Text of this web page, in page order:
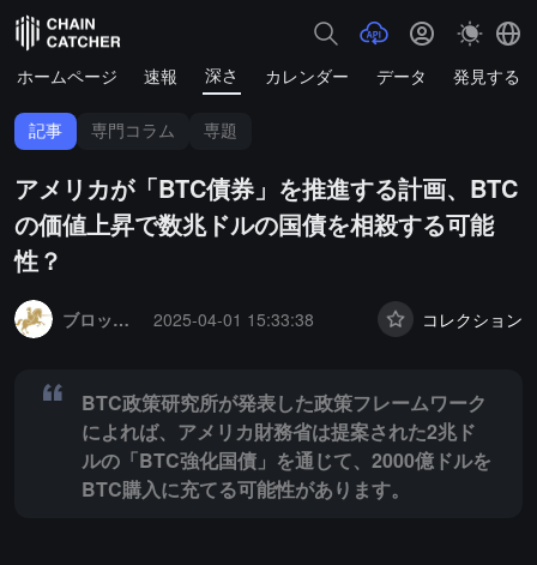
ホームページ 速報 深さ カレンダー データ 発見する
記事 専門コラム 専題
アメリカが「BTC債券」を推進する計画、BTC
の価値上昇で数兆ドルの国債を相殺する可能
性？
ブロックチェーンナイト
2025-04-01 15:33:38 コレクション
BTC政策研究所が発表した政策フレームワーク
によれば、アメリカ財務省は提案された2兆ド
ルの「BTC強化国債」を通じて、2000億ドルを
BTC購入に充てる可能性があります。